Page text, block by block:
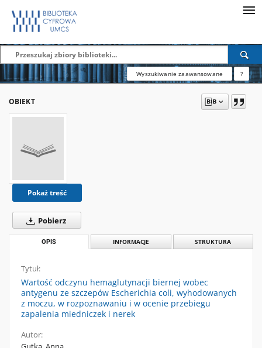
Wyszukiwanie zaawansowane ?
OBIEKT
Pokaż treść
Pobierz
OPIS INFORMACJE STRUKTURA
Tytuł:
Wartość odczynu hemaglutynacji biernej wobec
antygenu ze szczepów Escherichia coli, wyhodowanych
z moczu, w rozpoznawaniu i w ocenie przebiegu
zapalenia miedniczek i nerek
Autor: